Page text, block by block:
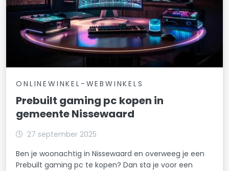
ONLINEWINKEL-WEBWINKELS
Prebuilt gaming pc kopen in
gemeente Nissewaard
27 september 2025
Ben je woonachtig in Nissewaard en overweeg je een
Prebuilt gaming pc te kopen? Dan sta je voor een